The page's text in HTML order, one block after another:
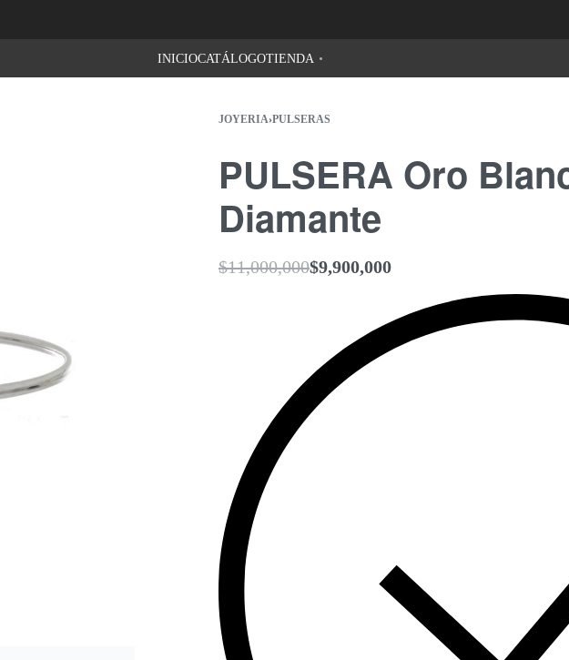
INICIOCATÁLOGOTIENDA
JOYERIA›PULSERAS
PULSERA Oro
Diamante
$11,000,000$9,900,000